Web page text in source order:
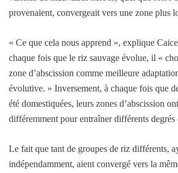
provenaient, convergeait vers une zone plus
« Ce que cela nous apprend », explique
chaque fois que le riz sauvage évolue, il «
zone d’abscission comme meilleure
évolutive. » Inversement, à chaque fois que
été domestiquées, leurs zones d’abscission
différemment pour entraîner différents degrés
Le fait que tant de groupes de riz différents,
indépendamment, aient convergé vers la